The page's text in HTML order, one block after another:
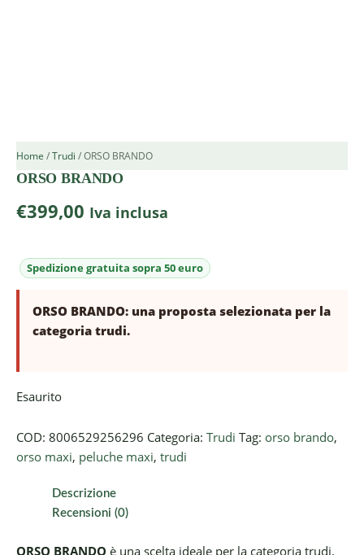
Home /Trudi / ORSO BRANDO
ORSO BRANDO
€399,00 Iva inclusa
ORSO BRANDO: una proposta selezionata per la
categoria trudi.
Esaurito
COD: 8006529256296 Categoria: Trudi Tag: orso brando,
orso maxi, peluche maxi, trudi
Descrizione
Recensioni (0)
ORSO BRANDO è una scelta ideale per la categoria trudi.